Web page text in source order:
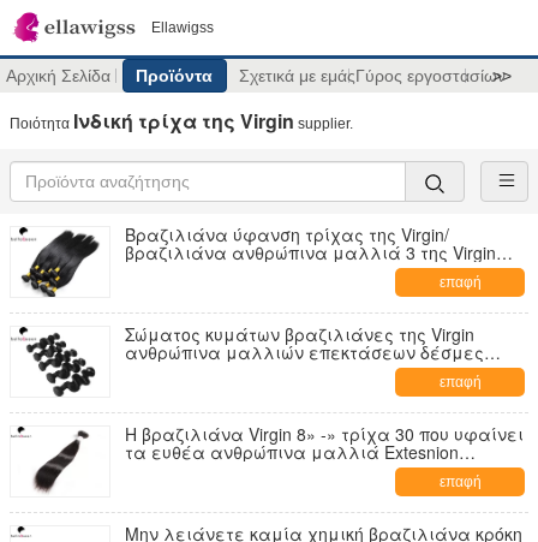
Ellawigss
Αρχική Σελίδα Προϊόντα Σχετικά με εμάςΓύρος εργοστασίων
>>
Ποιότητα Ινδική τρίχα της Virgin supplier.
Βραζιλιάνα ύφανση τρίχας της Virgin/
βραζιλιάνα ανθρώπινα μαλλιά 3 της Virgin
επαφή
Σώματος κυμάτων βραζιλιάνες της Virgin
ανθρώπινα μαλλιών επεκτάσεων δέσμες
επαφή
Η βραζιλιάνα Virgin 8» -» τρίχα 30 που υφαίνει
τα ευθέα ανθρώπινα μαλλιά Extesnion
επαφή
Μην λειάνετε καμία χημική βραζιλιάνα κρόκη